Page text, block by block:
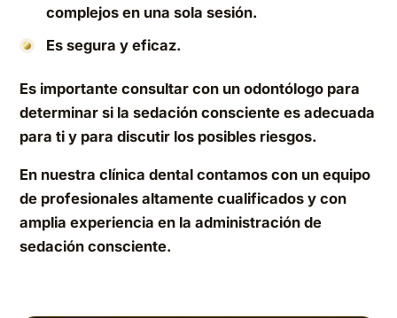
complejos en una sola sesión.
Es segura y eficaz.
Es importante consultar con un odontólogo para
determinar si la sedación consciente es adecuada
para ti y para discutir los posibles riesgos.
En nuestra clínica dental contamos con un equipo
de profesionales altamente cualificados y con
amplia experiencia en la administración de
sedación consciente.